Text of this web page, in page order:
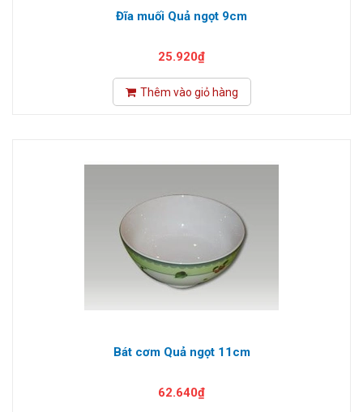
Đĩa muối Quả ngọt 9cm
25.920₫
Thêm vào giỏ hàng
Bát cơm Quả ngọt 11cm
62.640₫